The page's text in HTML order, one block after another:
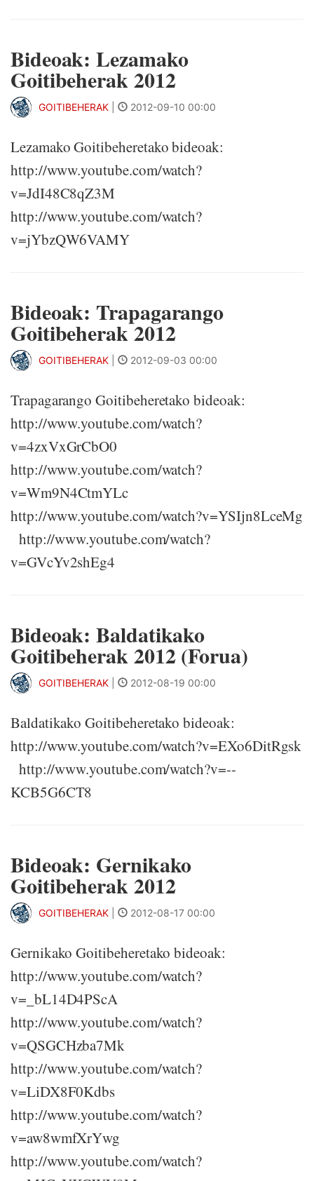
Bideoak: Lezamako
Goitibeherak 2012
GOITIBEHERAK 2012-09-10 00:00
Lezamako Goitibeheretako bideoak:
http://www.youtube.com/watch?
v=JdI48C8qZ3M
http://www.youtube.com/watch?
v=jYbzQW6VAMY
Bideoak: Trapagarango
Goitibeherak 2012
GOITIBEHERAK 2012-09-03 00:00
Trapagarango Goitibeheretako bideoak:
http://www.youtube.com/watch?
v=4zxVxGrCbO0
http://www.youtube.com/watch?
v=Wm9N4CtmYLc
http://www.youtube.com/watch?v=YSIjn8LceMg
http://www.youtube.com/watch?
v=GVcYv2shEg4
Bideoak: Baldatikako
Goitibeherak 2012 (Forua)
GOITIBEHERAK 2012-08-19 00:00
Baldatikako Goitibeheretako bideoak:
http://www.youtube.com/watch?v=EXo6DitRgsk
http://www.youtube.com/watch?v=--
KCB5G6CT8
Bideoak: Gernikako
Goitibeherak 2012
GOITIBEHERAK 2012-08-17 00:00
Gernikako Goitibeheretako bideoak:
http://www.youtube.com/watch?
v=_bL14D4PScA
http://www.youtube.com/watch?
v=QSGCHzba7Mk
http://www.youtube.com/watch?
v=LiDX8F0Kdbs
http://www.youtube.com/watch?
v=aw8wmfXrYwg
http://www.youtube.com/watch?